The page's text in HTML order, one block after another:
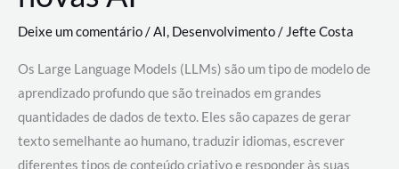
Deixe um comentário/AI, Desenvolvimento/ Jefte Costa
Os Large Language Models (LLMs) são um tipo de modelo de
aprendizado profundo que são treinados em grandes
quantidades de dados de texto. Eles são capazes de gerar
texto semelhante ao humano, traduzir idiomas, escrever
diferentes tipos de conteúdo criativo e responder às suas